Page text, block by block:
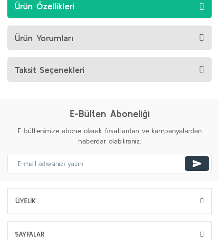
Ürün Özellikleri
Ürün Yorumları
Taksit Seçenekleri
E-Bülten Aboneliği
E-bültenimize abone olarak fırsatlardan ve kampanyalardan
haberdar olabilirsiniz.
ÜYELİK
SAYFALAR